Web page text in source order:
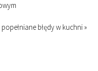
błędy w kuchni »